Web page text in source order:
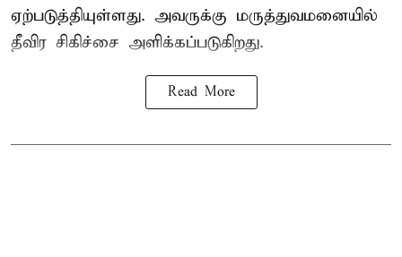
ஏற்படுத்தியுள்ளது. அவருக்கு மருத்துவமனையில்
தீவிர சிகிச்சை அளிக்கப்படுகிறது.
Read More